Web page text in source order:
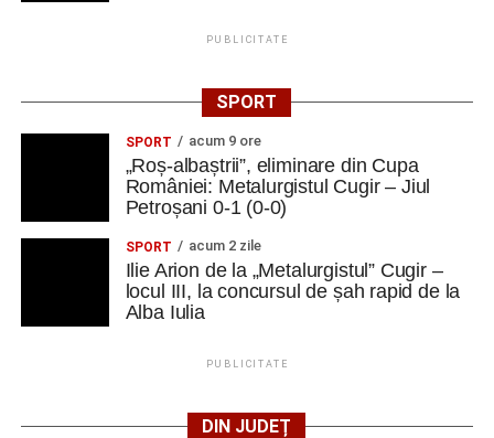
PUBLICITATE
SPORT
SPORT acum 9 ore
„Roș-albaștrii”, eliminare din Cupa
României: Metalurgistul Cugir – Jiul
Petroșani 0-1 (0-0)
SPORT acum 2 zile
Ilie Arion de la „Metalurgistul” Cugir –
locul III, la concursul de șah rapid de la
Alba Iulia
PUBLICITATE
DIN JUDEȚ